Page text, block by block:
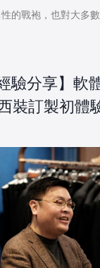
的戰袍，也對大多
驗分享】軟
裝訂製初體